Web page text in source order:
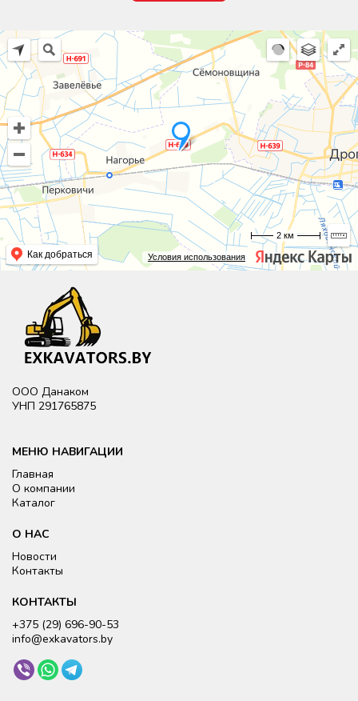
Условия использования
Как добраться
2 км
ООО Данаком
УНП 291765875
МЕНЮ НАВИГАЦИИ
Главная
О компании
Каталог
О НАС
Новости
Контакты
КОНТАКТЫ
+375 (29) 696-90-53
info@exkavators.by